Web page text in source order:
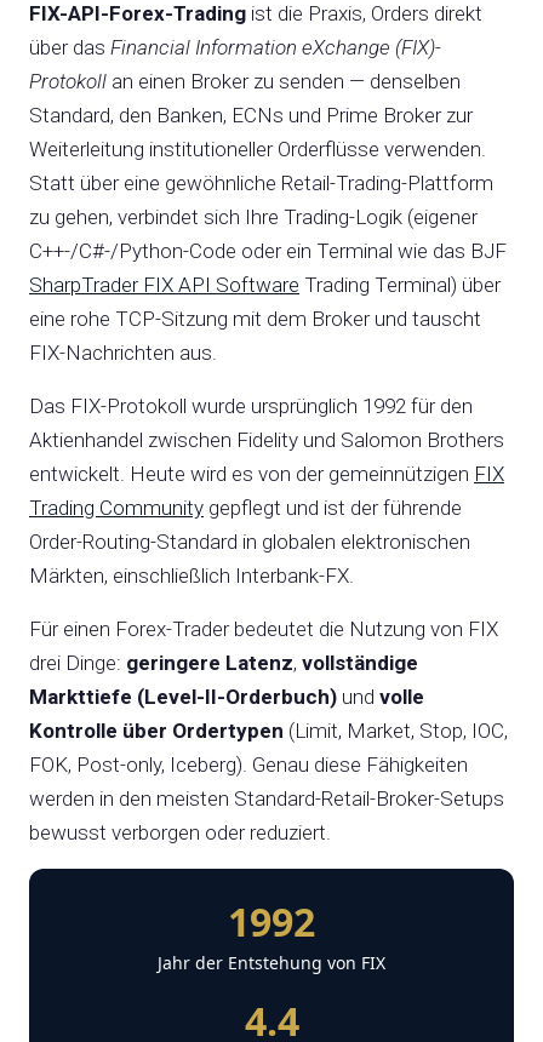
FIX-API-Forex-Trading ist die Praxis, Orders direkt
über das Financial Information eXchange (FIX)-
Protokoll an einen Broker zu senden — denselben
Standard, den Banken, ECNs und Prime Broker zur
Weiterleitung institutioneller Orderflüsse verwenden.
Statt über eine gewöhnliche Retail-Trading-Plattform
zu gehen, verbindet sich Ihre Trading-Logik (eigener
C++-/C#-/Python-Code oder ein Terminal wie das BJF
SharpTrader FIX API Software Trading Terminal) über
eine rohe TCP-Sitzung mit dem Broker und tauscht
FIX-Nachrichten aus.
Das FIX-Protokoll wurde ursprünglich 1992 für den
Aktienhandel zwischen Fidelity und Salomon Brothers
entwickelt. Heute wird es von der gemeinnützigen FIX
Trading Community gepflegt und ist der führende
Order-Routing-Standard in globalen elektronischen
Märkten, einschließlich Interbank-FX.
Für einen Forex-Trader bedeutet die Nutzung von FIX
drei Dinge: geringere Latenz, vollständige
Markttiefe (Level-II-Orderbuch) und volle
Kontrolle über Ordertypen (Limit, Market, Stop, IOC,
FOK, Post-only, Iceberg). Genau diese Fähigkeiten
werden in den meisten Standard-Retail-Broker-Setups
bewusst verborgen oder reduziert.
1992
Jahr der Entstehung von FIX
4.4